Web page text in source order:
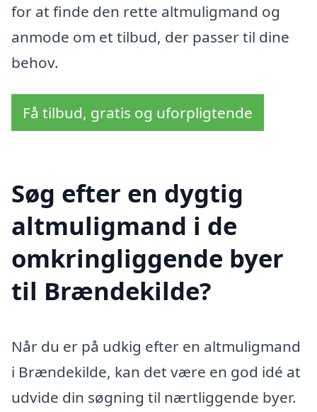
for at finde den rette altmuligmand og
anmode om et tilbud, der passer til dine
behov.
Få tilbud, gratis og uforpligtende
Søg efter en dygtig
altmuligmand i de
omkringliggende byer
til Brændekilde?
Når du er på udkig efter en altmuligmand
i Brændekilde, kan det være en god idé at
udvide din søgning til nærtliggende byer.